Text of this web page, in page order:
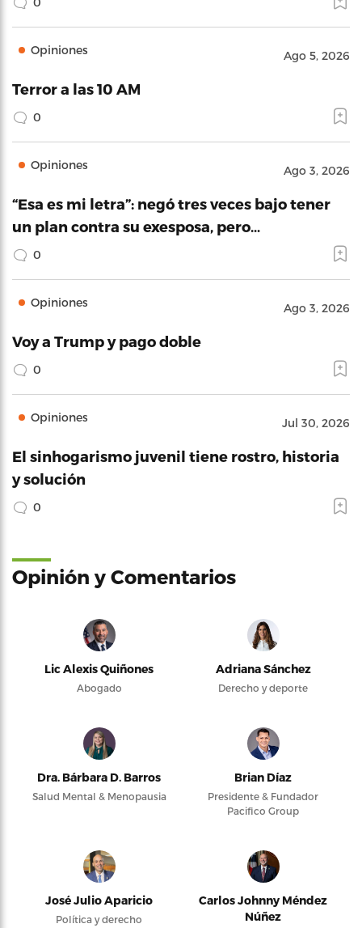
Opiniones Ago 5, 2026
Terror a las 10 AM
0
Opiniones Ago 3, 2026
“Esa es mi letra”: negó tres veces bajo tener
un plan contra su exesposa, pero…
0
Opiniones Ago 3, 2026
Voy a Trump y pago doble
0
Opiniones Jul 30, 2026
El sinhogarismo juvenil tiene rostro, historia
y solución
0
Opinión y Comentarios
Lic Alexis Quiñones
Abogado
Adriana Sánchez
Derecho y deporte
Dra. Bárbara D. Barros
Salud Mental & Menopausia
Brian Díaz
Presidente & Fundador
Pacifico Group
José Julio Aparicio
Política y derecho
Carlos Johnny Méndez
Núñez